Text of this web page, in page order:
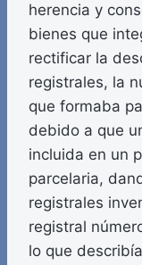
herencia y
bienes que
rectificar la
registrales, la
que formaba
debido a que
incluida en un
parcelaria,
registrales
registral
lo que